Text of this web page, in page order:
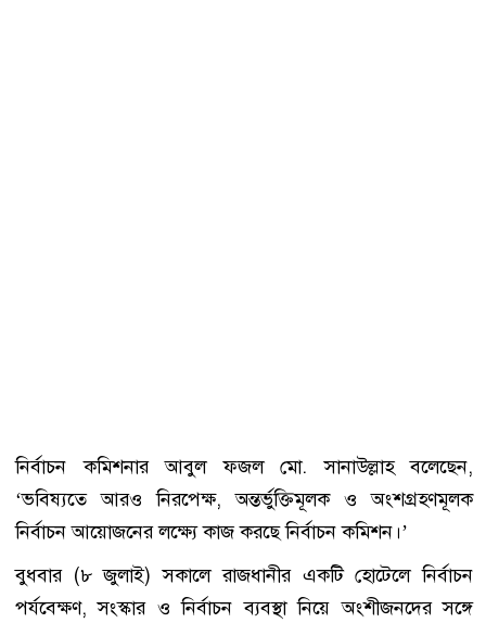
নির্বাচন কমিশনার আবুল ফজল মো. সানাউল্লাহ বলেছেন,
‘ভবিষ্যতে আরও নিরপেক্ষ, অন্তর্ভুক্তিমূলক ও অংশগ্রহণমূলক
নির্বাচন আয়োজনের লক্ষ্যে কাজ করছে নির্বাচন কমিশন।’
বুধবার (৮ জুলাই) সকালে রাজধানীর একটি হোটেলে নির্বাচন
পর্যবেক্ষণ, সংস্কার ও নির্বাচন ব্যবস্থা নিয়ে অংশীজনদের সঙ্গে